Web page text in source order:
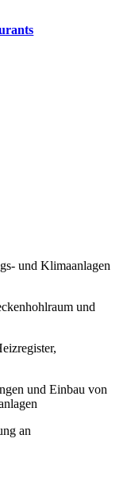
und Klimaanlagen
und
und Einbau von
an